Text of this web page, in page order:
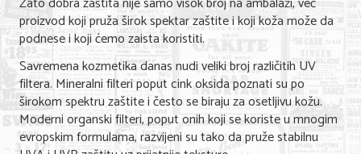
Zdravlje i medicina
Hobi i razonoda
UPIS FIRMI
MARKETING
proizvod koji pruža širok spektar zaštite i koji koža može da
podnese i koji ćemo zaista koristiti.
Savremena kozmetika danas nudi veliki broj različitih UV
filtera. Mineralni filteri poput cink oksida poznati su po
širokom spektru zaštite i često se biraju za osetljivu kožu.
Moderni organski filteri, poput onih koji se koriste u mnogim
evropskim formulama, razvijeni su tako da pruže stabilnu